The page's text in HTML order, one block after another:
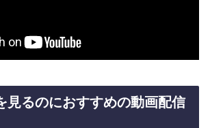
見るのにおすすめの動画配信